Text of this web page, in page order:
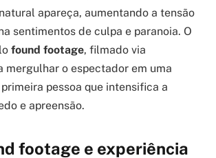
apareça, aumentando a tensão
sentimentos de culpa e paranoia. O
found footage, filmado via
mergulhar o espectador em uma
pessoa que intensifica a
e apreensão.
footage e experiência